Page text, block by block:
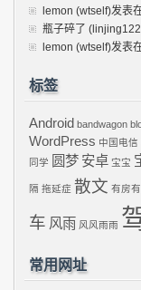
lemon (wtself)发表
瓶子碎了
lemon (wtself)发表
标签
Android bandwagon
WordPress 中国电信
同学 圆梦 安卓 宝宝
隔 拖延症 散文 有房
车 风雨 风风雨雨
常用网址